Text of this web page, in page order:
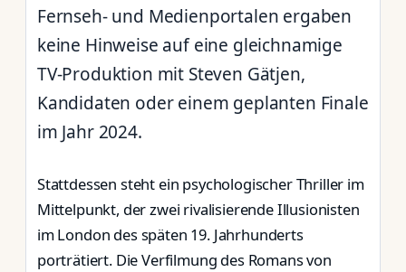
Fernseh- und Medienportalen ergaben
keine Hinweise auf eine gleichnamige
TV-Produktion mit Steven Gätjen,
Kandidaten oder einem geplanten Finale
im Jahr 2024.
Stattdessen steht ein psychologischer Thriller im
Mittelpunkt, der zwei rivalisierende Illusionisten
im London des späten 19. Jahrhunderts
porträtiert. Die Verfilmung des Romans von